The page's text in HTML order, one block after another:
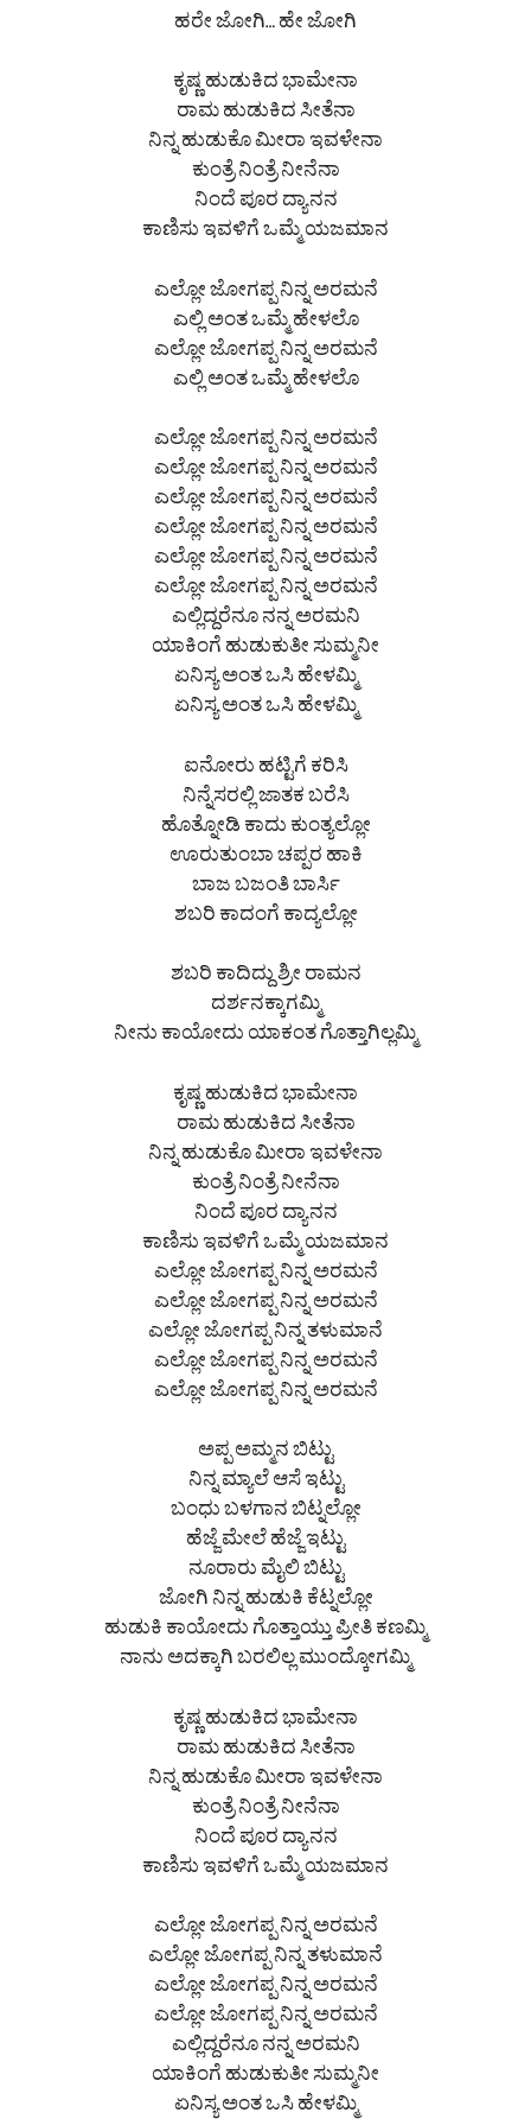
ಹರೇ ಜೋಗಿ… ಹೇ ಜೋಗಿ
ಕೃಷ್ಣ ಹುಡುಕಿದ ಭಾಮೇನಾ
ರಾಮ ಹುಡುಕಿದ ಸೀತೆನಾ
ನಿನ್ನ ಹುಡುಕೊ ಮೀರಾ ಇವಳೇನಾ
ಕುಂತ್ರೆ ನಿಂತ್ರೆ ನೀನೆನಾ
ನಿಂದೆ ಪೂರ ದ್ಯಾನನ
ಕಾಣಿಸು ಇವಳಿಗೆ ಒಮ್ಮೆ ಯಜಮಾನ
ಎಲ್ಲೋ ಜೋಗಪ್ಪ ನಿನ್ನ ಅರಮನೆ
ಎಲ್ಲಿ ಅಂತ ಒಮ್ಮೆ ಹೇಳಲೊ
ಎಲ್ಲೋ ಜೋಗಪ್ಪ ನಿನ್ನ ಅರಮನೆ
ಎಲ್ಲಿ ಅಂತ ಒಮ್ಮೆ ಹೇಳಲೊ
ಎಲ್ಲೋ ಜೋಗಪ್ಪ ನಿನ್ನ ಅರಮನೆ
ಎಲ್ಲೋ ಜೋಗಪ್ಪ ನಿನ್ನ ಅರಮನೆ
ಎಲ್ಲೋ ಜೋಗಪ್ಪ ನಿನ್ನ ಅರಮನೆ
ಎಲ್ಲೋ ಜೋಗಪ್ಪ ನಿನ್ನ ಅರಮನೆ
ಎಲ್ಲೋ ಜೋಗಪ್ಪ ನಿನ್ನ ಅರಮನೆ
ಎಲ್ಲೋ ಜೋಗಪ್ಪ ನಿನ್ನ ಅರಮನೆ
ಎಲ್ಲಿದ್ದರೆನೂ ನನ್ನ ಅರಮನಿ
ಯಾಕಿಂಗೆ ಹುಡುಕುತೀ ಸುಮ್ಮನೀ
ಏನಿಸ್ಯ ಅಂತ ಒಸಿ ಹೇಳಮ್ಮಿ
ಏನಿಸ್ಯ ಅಂತ ಒಸಿ ಹೇಳಮ್ಮಿ
ಐನೋರು ಹಟ್ಟಿಗೆ ಕರಿಸಿ
ನಿನ್ನೆಸರಲ್ಲಿ ಜಾತಕ ಬರೆಸಿ
ಹೊತ್ನೋಡಿ ಕಾದು ಕುಂತ್ಯಲ್ಲೋ
ಊರುತುಂಬಾ ಚಪ್ಪರ ಹಾಕಿ
ಬಾಜ ಬಜಂತಿ ಬಾರ್ಸಿ
ಶಬರಿ ಕಾದಂಗೆ ಕಾದ್ಯಲ್ಲೋ
ಶಬರಿ ಕಾದಿದ್ದು ಶ್ರೀ ರಾಮನ
ದರ್ಶನಕ್ಕಾಗಮ್ಮಿ
ನೀನು ಕಾಯೋದು ಯಾಕಂತ ಗೊತ್ತಾಗಿಲ್ಲಮ್ಮಿ
ಕೃಷ್ಣ ಹುಡುಕಿದ ಭಾಮೇನಾ
ರಾಮ ಹುಡುಕಿದ ಸೀತೆನಾ
ನಿನ್ನ ಹುಡುಕೊ ಮೀರಾ ಇವಳೇನಾ
ಕುಂತ್ರೆ ನಿಂತ್ರೆ ನೀನೆನಾ
ನಿಂದೆ ಪೂರ ದ್ಯಾನನ
ಕಾಣಿಸು ಇವಳಿಗೆ ಒಮ್ಮೆ ಯಜಮಾನ
ಎಲ್ಲೋ ಜೋಗಪ್ಪ ನಿನ್ನ ಅರಮನೆ
ಎಲ್ಲೋ ಜೋಗಪ್ಪ ನಿನ್ನ ಅರಮನೆ
ಎಲ್ಲೋ ಜೋಗಪ್ಪ ನಿನ್ನ ತಳುಮಾನೆ
ಎಲ್ಲೋ ಜೋಗಪ್ಪ ನಿನ್ನ ಅರಮನೆ
ಎಲ್ಲೋ ಜೋಗಪ್ಪ ನಿನ್ನ ಅರಮನೆ
ಅಪ್ಪ ಅಮ್ಮನ ಬಿಟ್ಟು
ನಿನ್ನ ಮ್ಯಾಲೆ ಆಸೆ ಇಟ್ಟು
ಬಂಧು ಬಳಗಾನ ಬಿಟ್ನಲ್ಲೋ
ಹೆಜ್ಜೆ ಮೇಲೆ ಹೆಜ್ಜೆ ಇಟ್ಟು
ನೂರಾರು ಮೈಲಿ ಬಿಟ್ಟು
ಜೋಗಿ ನಿನ್ನ ಹುಡುಕಿ ಕೆಟ್ನಲ್ಲೋ
ಹುಡುಕಿ ಕಾಯೋದು ಗೊತ್ತಾಯ್ತು ಪ್ರೀತಿ ಕಣಮ್ಮಿ
ನಾನು ಅದಕ್ಕಾಗಿ ಬರಲಿಲ್ಲ ಮುಂದ್ಕೋಗಮ್ಮಿ
ಕೃಷ್ಣ ಹುಡುಕಿದ ಭಾಮೇನಾ
ರಾಮ ಹುಡುಕಿದ ಸೀತೆನಾ
ನಿನ್ನ ಹುಡುಕೊ ಮೀರಾ ಇವಳೇನಾ
ಕುಂತ್ರೆ ನಿಂತ್ರೆ ನೀನೆನಾ
ನಿಂದೆ ಪೂರ ದ್ಯಾನನ
ಕಾಣಿಸು ಇವಳಿಗೆ ಒಮ್ಮೆ ಯಜಮಾನ
ಎಲ್ಲೋ ಜೋಗಪ್ಪ ನಿನ್ನ ಅರಮನೆ
ಎಲ್ಲೋ ಜೋಗಪ್ಪ ನಿನ್ನ ತಳುಮಾನೆ
ಎಲ್ಲೋ ಜೋಗಪ್ಪ ನಿನ್ನ ಅರಮನೆ
ಎಲ್ಲೋ ಜೋಗಪ್ಪ ನಿನ್ನ ಅರಮನೆ
ಎಲ್ಲಿದ್ದರೆನೂ ನನ್ನ ಅರಮನಿ
ಯಾಕಿಂಗೆ ಹುಡುಕುತೀ ಸುಮ್ಮನೀ
ಏನಿಸ್ಯ ಅಂತ ಒಸಿ ಹೇಳಮ್ಮಿ